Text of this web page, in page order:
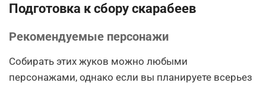
Подготовка к сбору скарабеев
Рекомендуемые персонажи
Собирать этих жуков можно любыми
персонажами, однако если вы планируете всерьез